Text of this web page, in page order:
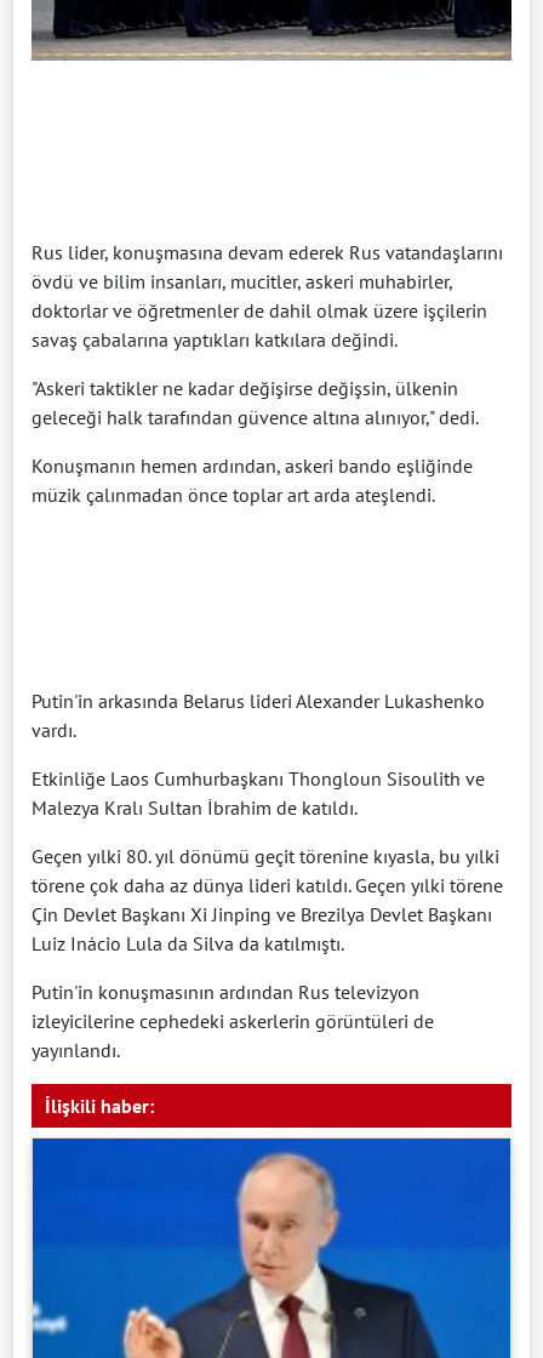
Rus lider, konuşmasına devam ederek Rus vatandaşlarını
övdü ve bilim insanları, mucitler, askeri muhabirler,
doktorlar ve öğretmenler de dahil olmak üzere işçilerin
savaş çabalarına yaptıkları katkılara değindi.
"Askeri taktikler ne kadar değişirse değişsin, ülkenin
geleceği halk tarafından güvence altına alınıyor," dedi.
Konuşmanın hemen ardından, askeri bando eşliğinde
müzik çalınmadan önce toplar art arda ateşlendi.
Putin'in arkasında Belarus lideri Alexander Lukashenko
vardı.
Etkinliğe Laos Cumhurbaşkanı Thongloun Sisoulith ve
Malezya Kralı Sultan İbrahim de katıldı.
Geçen yılki 80. yıl dönümü geçit törenine kıyasla, bu yılki
törene çok daha az dünya lideri katıldı. Geçen yılki törene
Çin Devlet Başkanı Xi Jinping ve Brezilya Devlet Başkanı
Luiz Inácio Lula da Silva da katılmıştı.
Putin'in konuşmasının ardından Rus televizyon
izleyicilerine cephedeki askerlerin görüntüleri de
yayınlandı.
İlişkili haber: